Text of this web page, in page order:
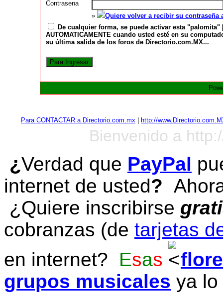
Contrasena
»
Quiere volver a recibir su
De cualquier forma, se puede activar esta
AUTOMATICAMENTE cuando usted esté en su
su última salida de los foros de Directorio.com.MX...
Para CONTACTAR a Directorio.com.mx http://
Bienvenido a
¿Verdad que PayPal
internet de usted?
¿Quiere inscribirse
cobranzas (de tarjetas
en internet? Esas
grupos musicales ya